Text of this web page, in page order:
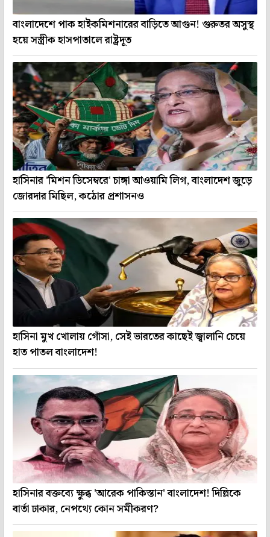
বাংলাদেশে পাক হাইকমিশনারের বাড়িতে আগুন! গুরুতর অসুস্থ
হয়ে সস্ত্রীক হাসপাতালে রাষ্ট্রদূত
হাসিনার 'মিশন ডিসেম্বরে' চাঙ্গা আওয়ামি লিগ, বাংলাদেশ জুড়ে
জোরদার মিছিল, কঠোর প্রশাসনও
হাসিনা মুখ খোলায় গোঁসা, সেই ভারতের কাছেই জ্বালানি চেয়ে
হাত পাতল বাংলাদেশ!
হাসিনার বক্তব্যে ক্ষুব্ধ 'আরেক পাকিস্তান' বাংলাদেশ! দিল্লিকে
বার্তা ঢাকার, নেপথ্যে কোন সমীকরণ?